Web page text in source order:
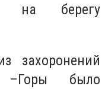
на берегу
–Горы было